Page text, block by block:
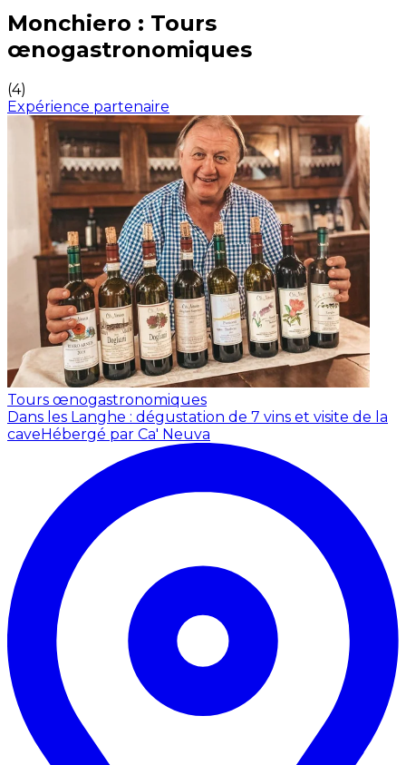
Expériences culinaires inoubliables : Expériences
Monchiero : Tours
œnogastronomiques
(4)
Expérience partenaire
Tours œnogastronomiques
Dans les Langhe : dégustation de 7 vins et visite de la
caveHébergé par Ca' Neuva